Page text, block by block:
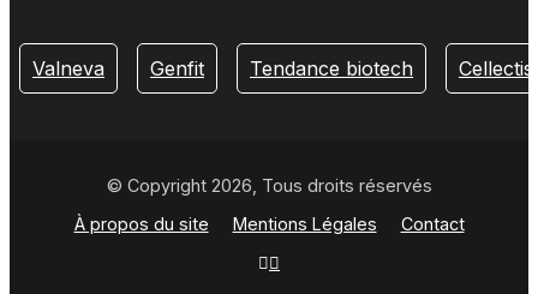
Valneva Genfit Tendance biotech Cellectis
© Copyright 2026, Tous droits réservés
À propos du site
Mentions Légales Contact